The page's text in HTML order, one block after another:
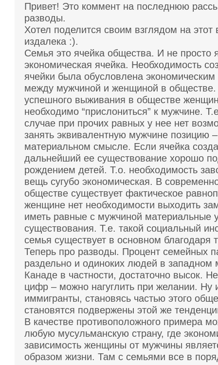
Привет! Это коммент на последнюю
разводы.
Хотел поделится своим взглядом на этот
издалека :).
Семья это ячейка общества. И не просто
экономическая ячейка. Необходимость
ячейки была обусловлена
между мужчиной и женщиной в
успешного выживания в обществе
необходимо “прислониться” к мужчине.
случае при прочих равных у нее нет
занять эквивалентную мужчине позицию
материальном смысле. Если ячейка
дальнейший ее существование хорошо
рождением детей. Т.о. необходимость
вещь сугубо экономическая. В
обществе существует фактическое
женщине нет необходимости выходить
иметь равные с мужчиной материальные
существования. Т.е. такой социальный
семья существует в основном благодаря
Теперь про разводы. Процент семейных
раздельно и одиноких людей в западном
Канаде в частности, достаточно высок.
цифр – можно нагуглить при желании. Ну
иммигранты, становясь частью этого
становятся подвержены этой же
В качестве противоположного примера
любую мусульманскую страну, где
зависимость женщины от мужчины
образом жизни. Там с семьями все в